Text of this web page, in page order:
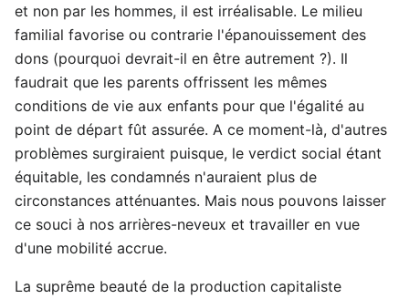
et non par les hommes, il est irréalisable. Le milieu
familial favorise ou contrarie l'épanouissement des
dons (pourquoi devrait-il en être autrement ?). Il
faudrait que les parents offrissent les mêmes
conditions de vie aux enfants pour que l'égalité au
point de départ fût assurée. A ce moment-là, d'autres
problèmes surgiraient puisque, le verdict social étant
équitable, les condamnés n'auraient plus de
circonstances atténuantes. Mais nous pouvons laisser
ce souci à nos arrières-neveux et travailler en vue
d'une mobilité accrue.
La suprême beauté de la production capitaliste